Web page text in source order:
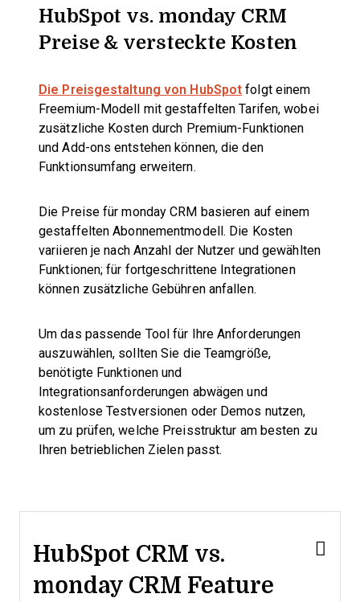
HubSpot vs. monday CRM
Preise & versteckte Kosten
Die Preisgestaltung von HubSpot folgt einem
Freemium-Modell mit gestaffelten Tarifen, wobei
zusätzliche Kosten durch Premium-Funktionen
und Add-ons entstehen können, die den
Funktionsumfang erweitern.
Die Preise für monday CRM basieren auf einem
gestaffelten Abonnementmodell. Die Kosten
variieren je nach Anzahl der Nutzer und gewählten
Funktionen; für fortgeschrittene Integrationen
können zusätzliche Gebühren anfallen.
Um das passende Tool für Ihre Anforderungen
auszuwählen, sollten Sie die Teamgröße,
benötigte Funktionen und
Integrationsanforderungen abwägen und
kostenlose Testversionen oder Demos nutzen,
um zu prüfen, welche Preisstruktur am besten zu
Ihren betrieblichen Zielen passt.
HubSpot CRM vs.
monday CRM Feature